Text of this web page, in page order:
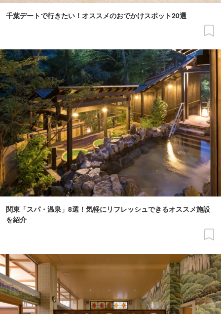
千葉デートで行きたい！オススメのおでかけスポット20選
関東「スパ・温泉」8選！気軽にリフレッシュできるオススメ施設
を紹介